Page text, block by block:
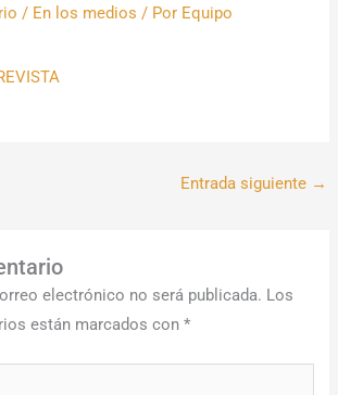
/ En los medios / Por Equipo
Entrada siguiente →
electrónico no será publicada. Los
están marcados con*